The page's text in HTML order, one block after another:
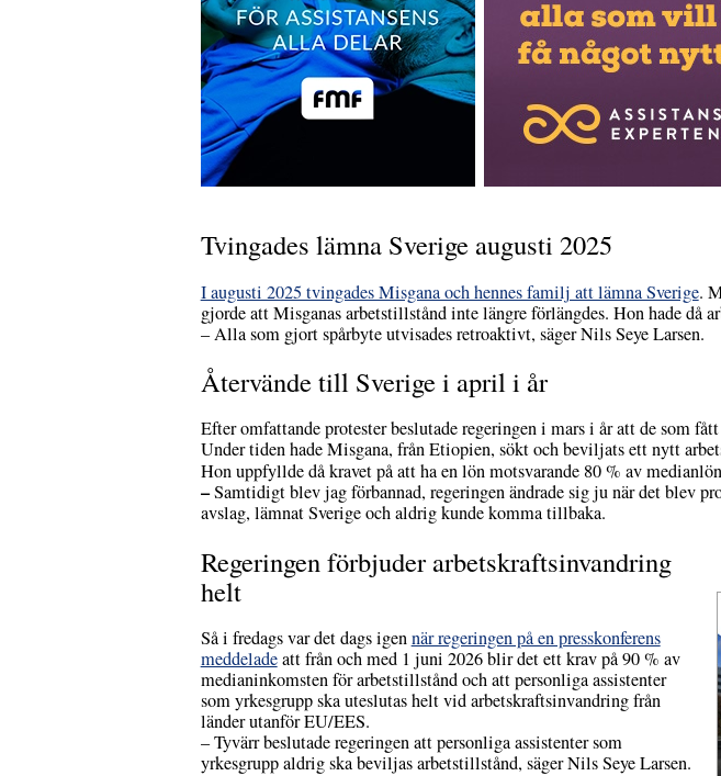
Tvingades lämna Sverige augusti 2025
I augusti 2025 tvingades Misgana och hennes familj att lämna Sverige.
gjorde att Misganas arbetstillstånd inte längre förlängdes. Hon hade då
– Alla som gjort spårbyte utvisades retroaktivt, säger Nils Seye Larsen.
Återvände till Sverige i april i år
Efter omfattande protester beslutade regeringen i mars i år att de som
Under tiden hade Misgana, från Etiopien, sökt och beviljats ett nytt
Hon uppfyllde då kravet på att ha en lön motsvarande 80 % av
–Samtidigt blev jag förbannad, regeringen ändrade sig ju när det blev
avslag, lämnat Sverige och aldrig kunde komma tillbaka.
Regeringen förbjuder arbetskraftsinvandring
helt
Så i fredags var det dags igennär regeringen på en presskonferens
meddeladeatt från och med 1 juni 2026 blir det ett krav på 90 % av
medianinkomsten för arbetstillstånd och att personliga assistenter
som yrkesgrupp ska uteslutas helt vid arbetskraftsinvandring från
länder utanför EU/EES.
– Tyvärr beslutade regeringen att personliga assistenter som
yrkesgrupp aldrig ska beviljas arbetstillstånd, säger Nils Seye Larsen.